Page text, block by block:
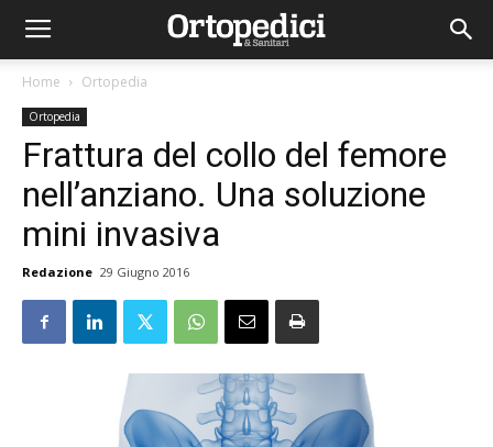
Home Ortopedia
Ortopedia
Frattura del collo del femore
nell’anziano. Una soluzione
mini invasiva
Redazione 29 Giugno 2016